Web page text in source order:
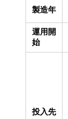
製造年
運用開
始
投入先